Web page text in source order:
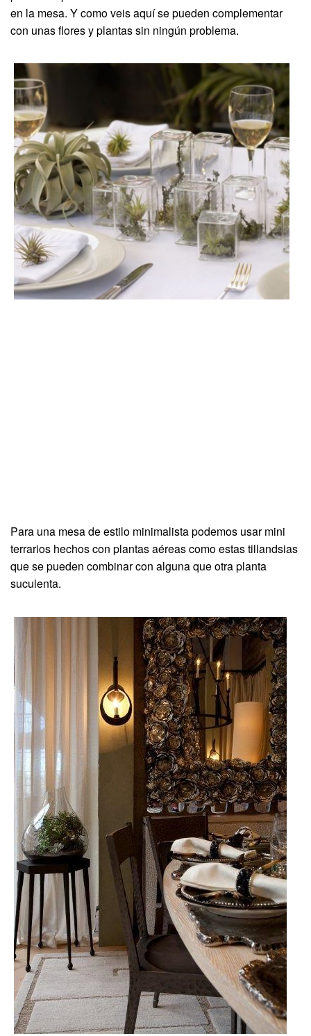
en la mesa. Y como veis aquí se pueden complementar
con unas flores y plantas sin ningún problema.
Para una mesa de estilo minimalista podemos usar mini
terrarios hechos con plantas aéreas como estas tillandsias
que se pueden combinar con alguna que otra planta
suculenta.